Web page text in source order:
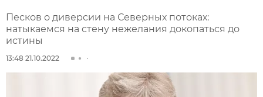
Песков о диверсии на Северных потоках:
натыкаемся на стену нежелания докопаться до
истины
13:48 21.10.2022